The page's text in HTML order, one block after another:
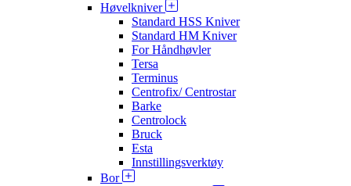
Høvelkniver
Standard HSS Kniver
Standard HM Kniver
For Håndhøvler
Tersa
Terminus
Centrofix/ Centrostar
Barke
Centrolock
Bruck
Esta
Innstillingsverktøy
Bor